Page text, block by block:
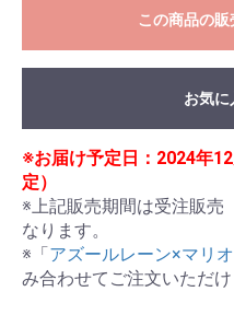
この商品の
お気に
※お届け予定日：2024年
定）
※上記販売期間は受注販売
なります。
※「アズールレーン×マリ
み合わせてご注文いただけ